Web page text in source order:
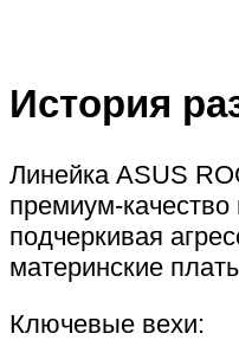
История
Линейка ASUS
премиум-
подчеркивая
материнские
Ключевые вехи: